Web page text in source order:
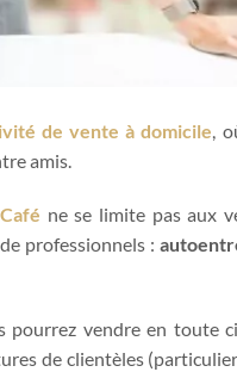
de vente à domicile ,
amis.
ne se limite pas aux
professionnels :
pourrez vendre en toute
de clientèles